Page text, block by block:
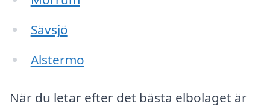
Sävsjö
Alstermo
När du letar efter det bästa elbolaget är